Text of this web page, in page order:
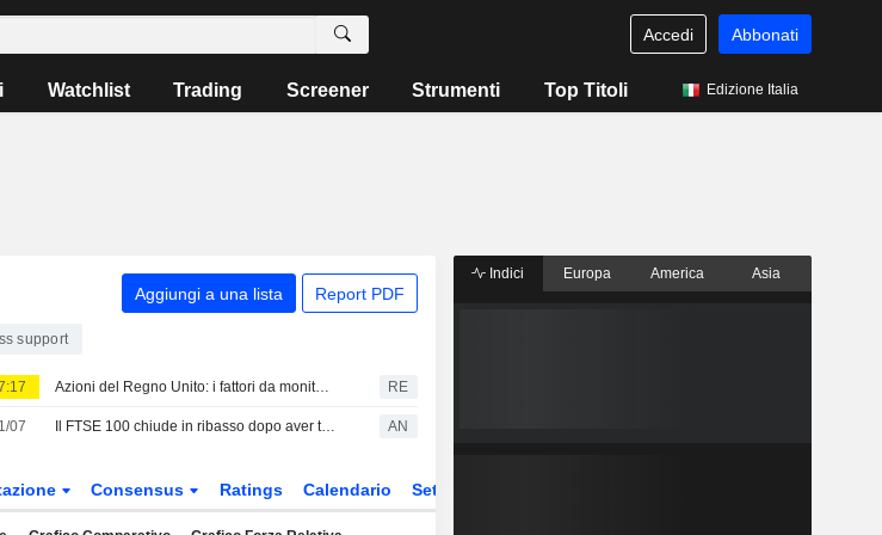
Accedi Abbonati
Watchlist Trading Screener Strumenti Top Titoli Edizione Italia
Aggiungi a una lista Report PDF
support
Azioni del Regno Unito: i fattori da monitorare il 6 agosto RE
07 Il FTSE 100 chiude in ribasso dopo aver toccato un nuovo massimo storico AN
Consensus Ratings Calendario Settore
Indici Europa America Asia